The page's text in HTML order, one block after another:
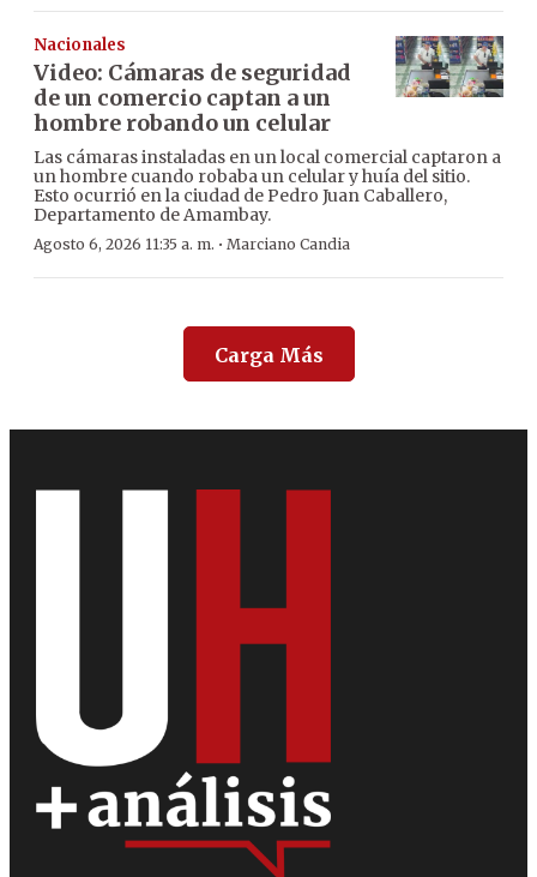
Nacionales
Video: Cámaras de seguridad
de un comercio captan a un
hombre robando un celular
Las cámaras instaladas en un local comercial captaron a
un hombre cuando robaba un celular y huía del sitio.
Esto ocurrió en la ciudad de Pedro Juan Caballero,
Departamento de Amambay.
Agosto 6, 2026 11:35 a. m. · Marciano Candia
Carga Más